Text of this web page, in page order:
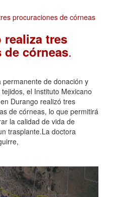
realiza tres
córneas.
de donación y
el Instituto Mexicano
Durango realizó tres
de córneas, lo que permitirá
la calidad de vida de
trasplante.La doctora